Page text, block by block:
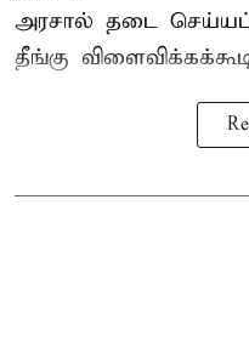
அரசால் தடை
தீங்கு